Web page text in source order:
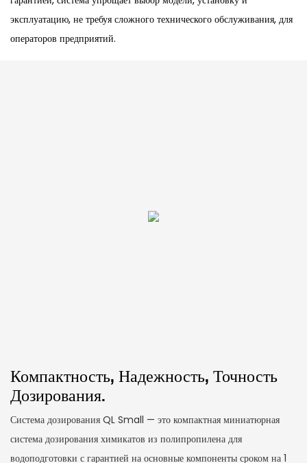
эксплуатацию, не требуя сложного технического обслуживания, для
операторов предприятий.
Компактность, Надежность, Точность
Дозирования.
Система дозирования QL Small — это компактная миниатюрная
система дозирования химикатов из полипропилена для
водоподготовки с гарантией на основные компоненты сроком на 1